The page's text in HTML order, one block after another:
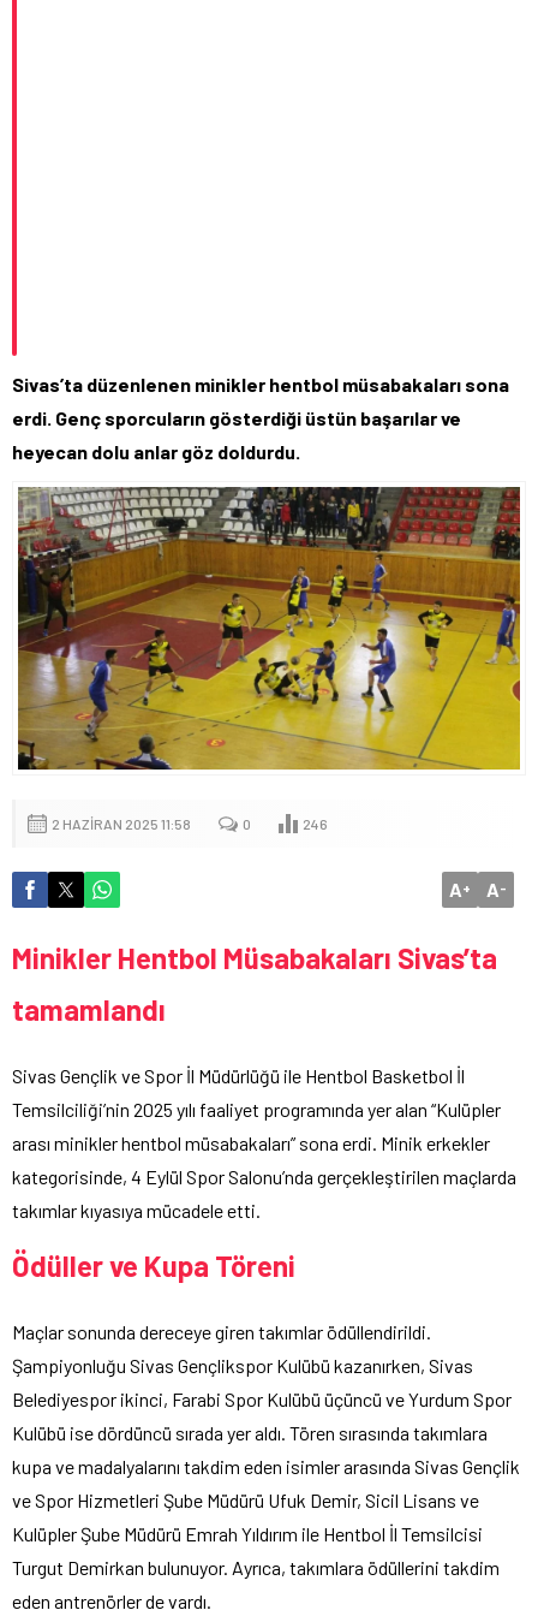
Sivas’ta düzenlenen minikler hentbol müsabakaları sona
erdi. Genç sporcuların gösterdiği üstün başarılar ve
heyecan dolu anlar göz doldurdu.
2 HAZIRAN 2025 11:58 0 246
A+ A-
Minikler Hentbol Müsabakaları Sivas’ta
tamamlandı
Sivas Gençlik ve Spor İl Müdürlüğü ile Hentbol Basketbol İl
Temsilciliği’nin 2025 yılı faaliyet programında yer alan “Kulüpler
arası minikler hentbol müsabakaları” sona erdi. Minik erkekler
kategorisinde, 4 Eylül Spor Salonu’nda gerçekleştirilen maçlarda
takımlar kıyasıya mücadele etti.
Ödüller ve Kupa Töreni
Maçlar sonunda dereceye giren takımlar ödüllendirildi.
Şampiyonluğu Sivas Gençlikspor Kulübü kazanırken, Sivas
Belediyespor ikinci, Farabi Spor Kulübü üçüncü ve Yurdum Spor
Kulübü ise dördüncü sırada yer aldı. Tören sırasında takımlara
kupa ve madalyalarını takdim eden isimler arasında Sivas Gençlik
ve Spor Hizmetleri Şube Müdürü Ufuk Demir, Sicil Lisans ve
Kulüpler Şube Müdürü Emrah Yıldırım ile Hentbol İl Temsilcisi
Turgut Demirkan bulunuyor. Ayrıca, takımlara ödüllerini takdim
eden antrenörler de vardı.